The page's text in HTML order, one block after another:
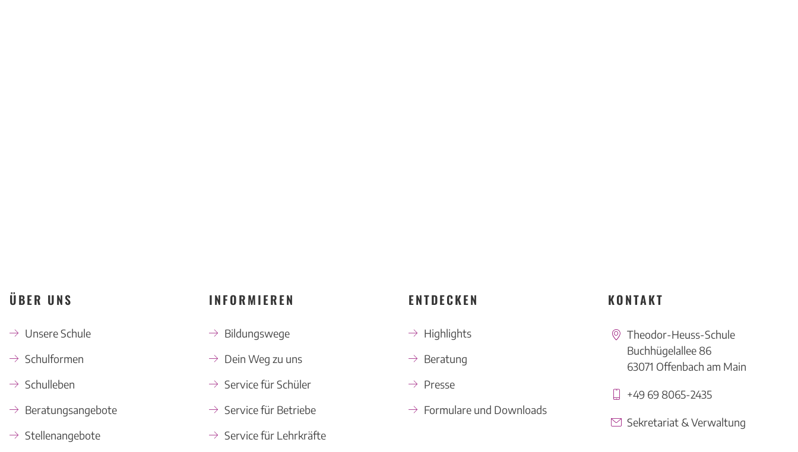
ÜBER UNS
Unsere Schule
Schulformen
Schulleben
Beratungsangebote
Stellenangebote
INFORMIEREN
Bildungswege
Dein Weg zu uns
Service für Schüler
Service für Betriebe
Service für Lehrkräfte
ENTDECKEN
Highlights
Beratung
Presse
Formulare und Downloads
KONTAKT
Theodor-Heuss-Schule
Buchhügelallee 86
63071 Offenbach am Main
+49 69 8065-2435
Sekretariat & Verwaltung